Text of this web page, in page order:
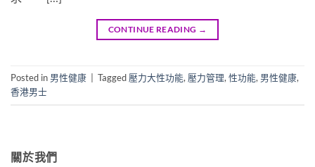
CONTINUE READING →
Posted in 男性健康 Tagged 壓力大性功能, 壓力管理, 性功能, 男性健康,
香港男士
關於我們